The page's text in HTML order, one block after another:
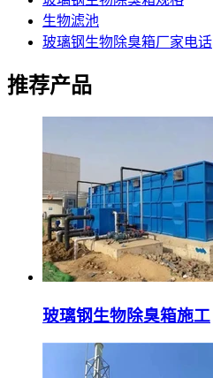
生物滤池
玻璃钢生物除臭箱厂家电话
推荐产品
玻璃钢生物除臭箱施工